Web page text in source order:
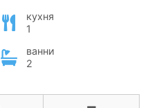
кухня
1
ванни
2